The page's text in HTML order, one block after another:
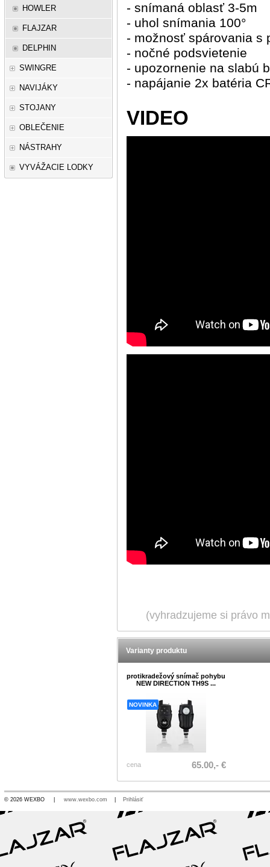
HOWLER
FLAJZAR
DELPHIN
SWINGRE
NAVIJÁKY
STOJANY
OBLEČENIE
NÁSTRAHY
VYVÁŽACIE LODKY
- snímaná oblasť 3-5m
- uhol snímania 100°
- možnosť spárovania s
- nočné podsvietenie
- upozornenie na slabú
- napájanie 2x batéria
VIDEO
(vyhradzujeme si právo
Varianty produktu
protikradežový snímač pohybu
NEW DIRECTION TH9S ...
NOVINKA
cena 65.00,- €
© 2026 WEXBO | www.wexbo.com Prihlásiť